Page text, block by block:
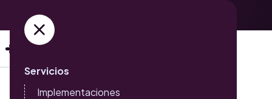
Servicios
Implementaciones